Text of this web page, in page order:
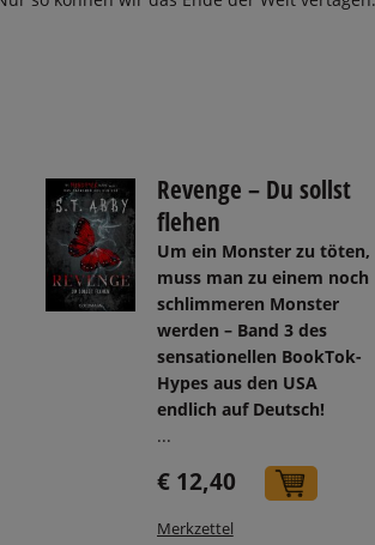
Revenge – Du sollst
flehen
Um ein Monster zu töten,
muss man zu einem noch
schlimmeren Monster
werden – Band 3 des
sensationellen BookTok-
Hypes aus den USA
endlich auf Deutsch!
...
€ 12,40
Merkzettel